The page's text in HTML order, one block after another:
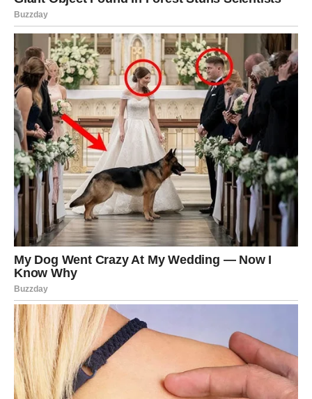
KREMA NE BI TREBALO DA BUDE
PREVIŠE TEČNA, JER BI MOGLA
OTEŽATI SLAGANJE KOLAČA. IDEALNA
KONZISTENCIJA JE ONA KOJA MOŽE
DA STOJI NA KAŠICI BEZ CURENJA.
Treći korak – Priprema voćnog sloja
Ništa ne osvežava kaosočne breskve, naročito kada su
pažljivo usitnjene i raspoređene po kremastom sloju. Evo
kako da ih pripremite:
Oljuštite breskve, posebno ako je njihova kožica
tvrđa.
Isecite ih nasitne komadiće
lepo uklopile u slojeve
Po želji, možete ih blago posuti limunovim sokomkako
ne bi potamnele, ali to nije obavezno.